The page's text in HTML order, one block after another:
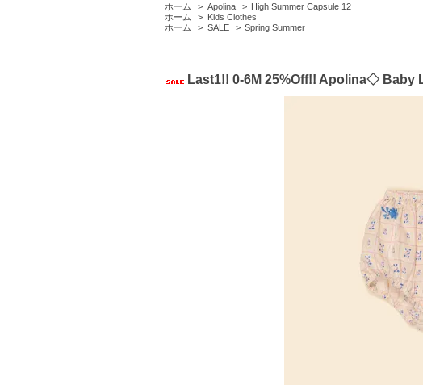
ホーム > Apolina > High Summer Capsule 12
ホーム
> Kids Clothes
ホーム
> SALE > Spring Summer
Last1!! 0-6M 25%Off!! Apolina◇ Baby